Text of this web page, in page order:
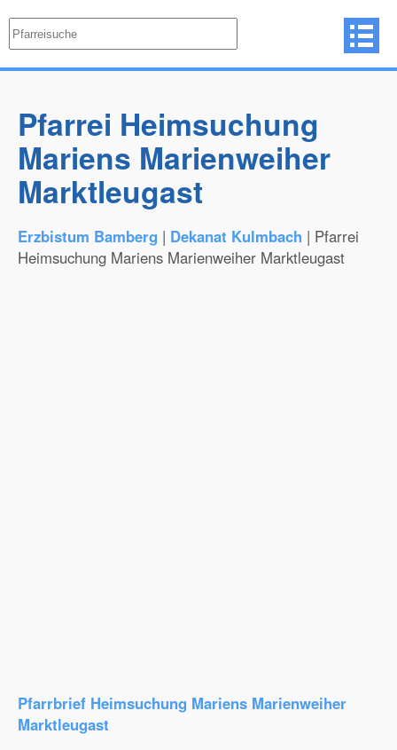
Pfarrei Heimsuchung
Mariens Marienweiher
Marktleugast
Erzbistum Bamberg | Dekanat Kulmbach | Pfarrei
Heimsuchung Mariens Marienweiher Marktleugast
Pfarrbrief Heimsuchung Mariens Marienweiher
Marktleugast